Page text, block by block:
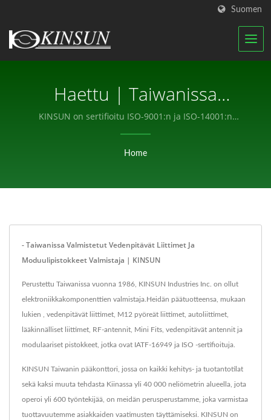
Suomen
Haettu | Taiwanissa
Valmistetut Vedenpitävät
Liittimet Ja
Valmistaja | KINSUN
KINSUN on sertifioitu ISO-9001:n ja ISO-14001:n
mukaan, ja ylläpidämme hyvin organisoitua tiimiä
Home
- Taiwanissa Valmistetut Vedenpitävät Liittimet Ja
Moduulipistokkeet Valmistaja | KINSUN
Perustettu Taiwanissa vuonna 1986, KINSUN Industries Inc. on ollut
elektroniikkakomponenttien valmistaja.Heidän päätuotteensa, mukaan
lukien , vedenpitävät liittimet, M12 pyöreät liittimet, autoliittimet,
lääkinnälliset liittimet, RF-antennit, Mini Fits, vedenpitävät antennit ja
modulaariset pistokkeet, jotka ovat IATF-16949 ja ISO -sertifioituja.
KINSUN Taiwanin pääkonttori, jossa on kaikki kehitys- ja tuotantotilat
sekä kaksi muuta tehdasta Kiinassa yli 40 000 neliömetrin alueella, jota
operoi yli 600 työntekijää, on meidän perusperustamme, joka varmistaa
tuottavuutemme asiakkaiden vaatimusten täyttämiseksi. KINSUN on